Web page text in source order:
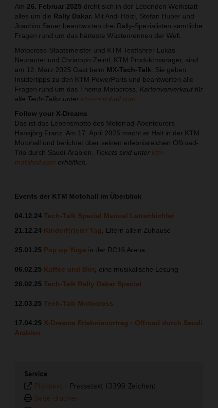
Am 26. Februar 2025 dreht sich in der Lebenden Werkstatt
alles um die Rally Dakar. Mit Andi Hölzl, Stefan Huber und
Joachim Sauer beantworten drei Rally-Spezialisten sämtliche
Fragen rund um das härteste Wüstenrennen der Welt.
Motocross-Staatsmeister und KTM Testfahrer Lukas
Neurauter und Christoph Zeintl, KTM Produktmanager, sind
am 12. März 2025 Gast beim MX-Tech-Talk . Sie geben
Insidertipps zu den KTM PowerParts und beantworten alle
Fragen rund um das Thema Motocross. Kartenvorverkauf für
alle Tech-Talks unter ktm-motohall.com
Follow your X-Dreams
Das ist das Lebensmotto des Motorrad-Abenteurers
Hansjörg Franz. Am 17. April 2025 macht er Halt in der KTM
Motohall und berichtet über seinen erlebnisreichen Offroad-
Trip durch Saudi-Arabien.
Tickets sind unter ktm-
motohall.com erhältlich.
Events der KTM Motohall im Überblick
04.12.24 Tech-Talk Spezial Manuel Lettenbichler
21.12.24 Kinderf(r)eier Tag , Eltern allein Zuhause
25.01.25 Pop up Yoga in der RC16 Arena
06.02.25 Kaffee und Bier, eine musikalische Lesung
26.02.25 Tech-Talk Rally Dakar Special
12.03.25 Tech-Talk Motocross
17.04.25 X-Dreams Erlebnisvortrag - Offroad durch Saudi
Arabien
Service
Plaintext - Pressetext (3399 Zeichen)
Seite drucken